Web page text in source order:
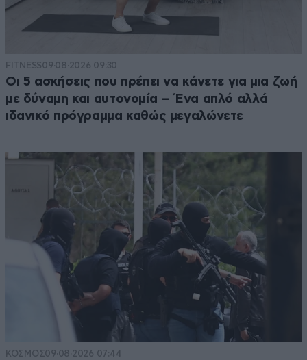
FITNESS09·08·2026 09:30
Οι 5 ασκήσεις που πρέπει να κάνετε για μια ζωή
με δύναμη και αυτονομία – Ένα απλό αλλά
ιδανικό πρόγραμμα καθώς μεγαλώνετε
ΚΟΣΜΟΣ09·08·2026 07:44